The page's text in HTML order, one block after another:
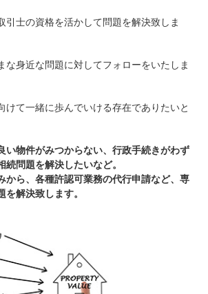
引士の資格を活かして問題を解決致しま
な身近な問題に対してフォローをいたしま
けて一緒に歩んでいける存在でありたいと
い物件がみつからない、行政手続きがわず
続問題を解決したいなど。
から、各種許認可業務の代行申請など、専
を解決致します。